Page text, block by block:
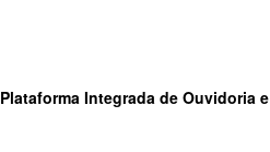
Integrada de Ouvidoria e